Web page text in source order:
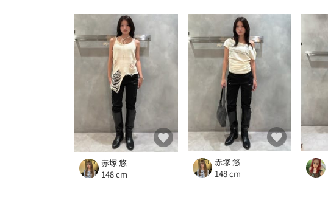
赤塚 悠
148 cm
赤塚 悠
148 cm